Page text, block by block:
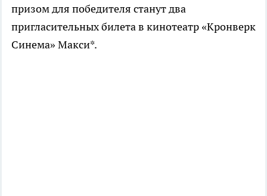
призом для победителя станут два
пригласительных билета в кинотеатр «Кронверк
Синема» Макси*.